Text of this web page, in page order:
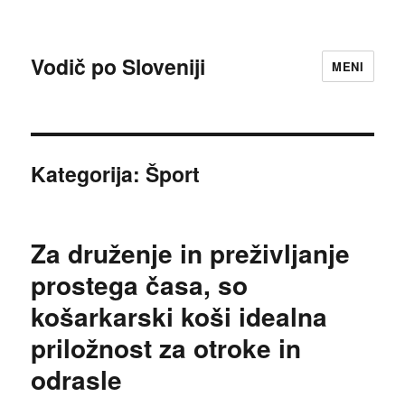
Vodič po Sloveniji MENI
Kategorija:Šport
Za druženje in preživljanje
prostega časa, so
košarkarski koši idealna
priložnost za otroke in
odrasle